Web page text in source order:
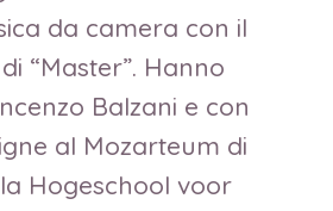
da camera con il
“Master”. Hanno
Balzani e con
al Mozarteum di
Hogeschool voor